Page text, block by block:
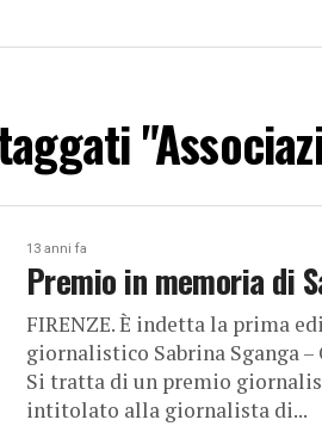
13 anni fa
Premio in memoria di
FIRENZE. È indetta la prima
giornalistico Sabrina Sganga
Si tratta di un premio
intitolato alla giornalista di...